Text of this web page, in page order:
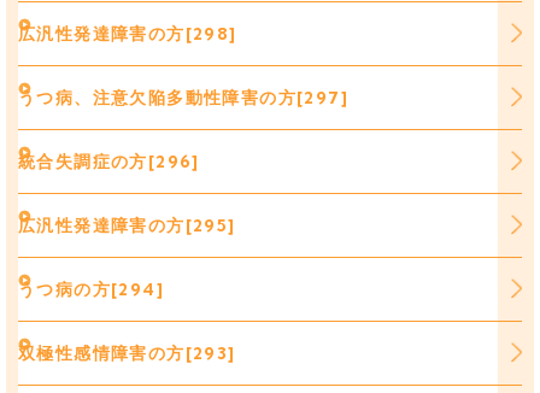
広汎性発達障害の方[298]
うつ病、注意欠陥多動性障害の方[297]
統合失調症の方[296]
広汎性発達障害の方[295]
うつ病の方[294]
双極性感情障害の方[293]